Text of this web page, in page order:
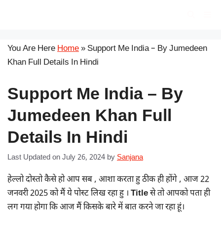
You Are HereHome» Support Me India – By Jumedeen
Khan Full Details In Hindi
Support Me India – By
Jumedeen Khan Full
Details In Hindi
Last Updated on July 26, 2024 by Sanjana
हेल्लो दोस्तो कैसे हो आप सब , आशा करता हु ठीक ही होंगे , आज 22
जनवरी 2025 को मैं ये पोस्ट लिख रहा हु । Titleसे तो आपको पता ही
लग गया होगा कि आज मैं किसके बारे में बात करने जा रहा हूं।